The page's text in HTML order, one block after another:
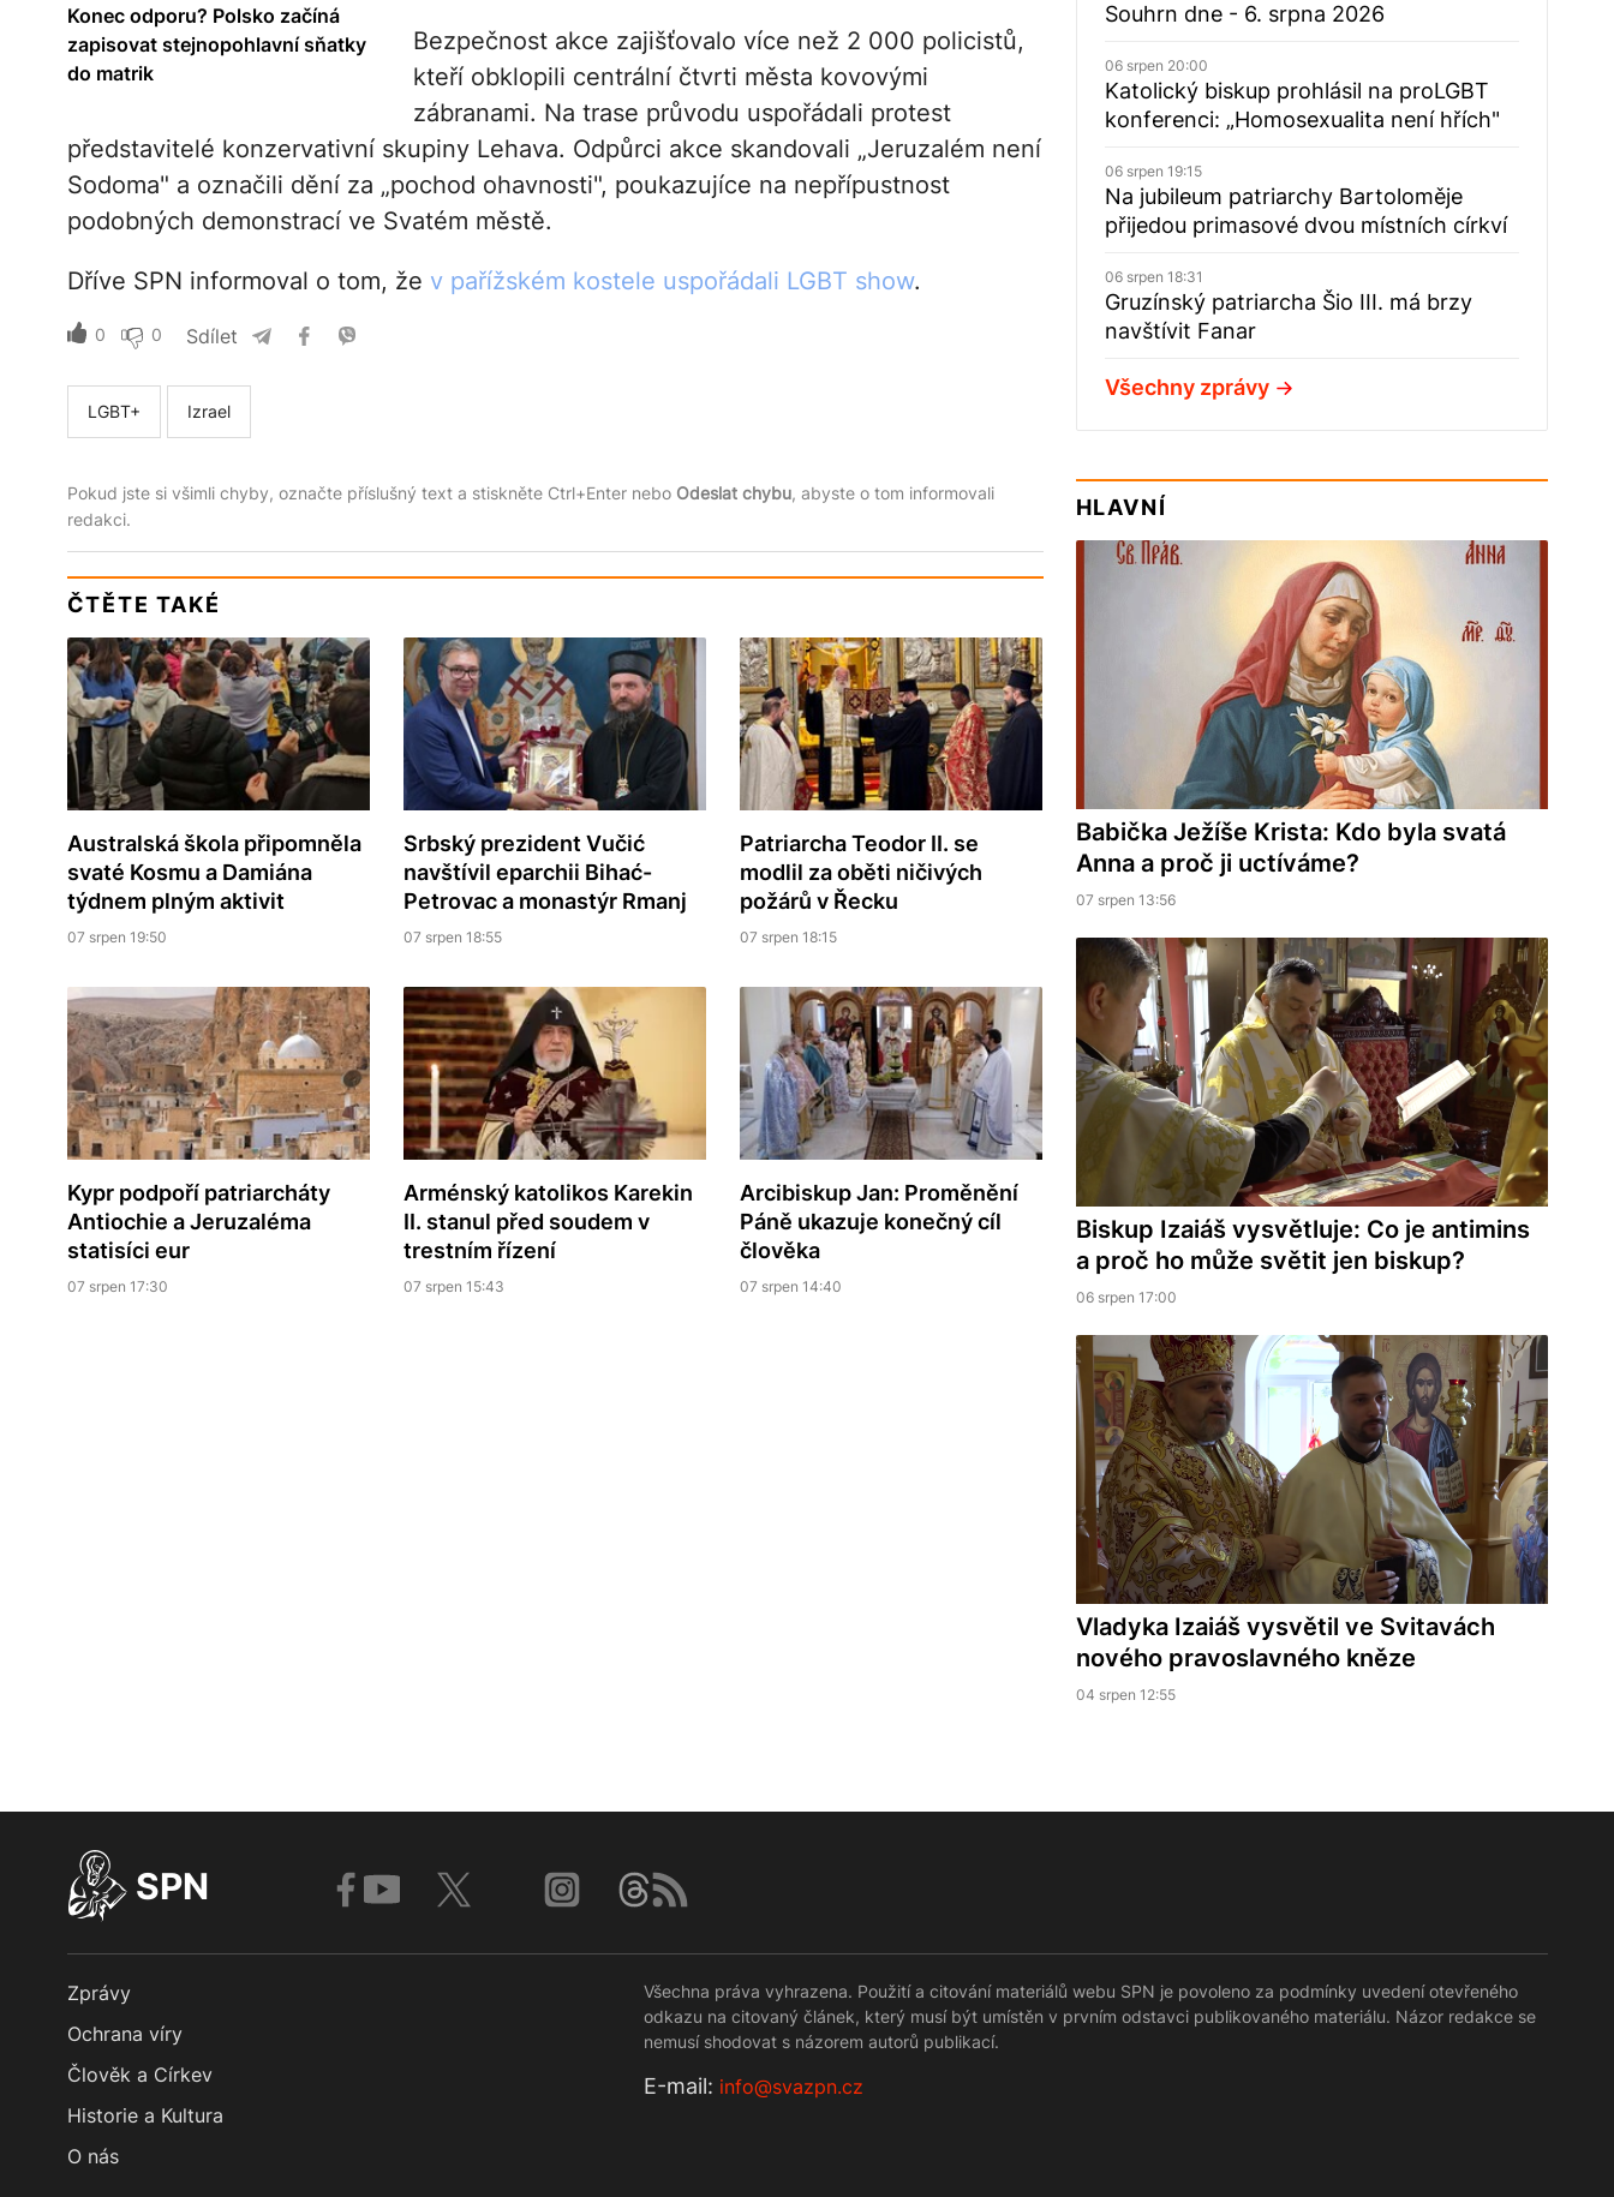
Konec odporu? Polsko začíná
zapisovat stejnopohlavní sňatky
do matrik
Bezpečnost akce zajišťovalo více než 2 000 policistů,
kteří obklopili centrální čtvrti města kovovými
zábranami. Na trase průvodu uspořádali protest
představitelé konzervativní skupiny Lehava. Odpůrci akce skandovali „Jeruzalém není
Sodoma" a označili dění za „pochod ohavnosti", poukazujíce na nepřípustnost
podobných demonstrací ve Svatém městě.
Dříve SPN informoval o tom, že v pařížském kostele uspořádali LGBT show.
0 0 Sdílet
LGBT+ Izrael
Pokud jste si všimli chyby, označte příslušný text a stiskněte Ctrl+Enter nebo Odeslat chybu, abyste o tom informovali
redakci.
ČTĚTE TAKÉ
Australská škola připomněla
svaté Kosmu a Damiána
týdnem plným aktivit
07 srpen 19:50
Srbský prezident Vučić
navštívil eparchii Bihać-
Petrovac a monastýr Rmanj
07 srpen 18:55
Patriarcha Teodor II. se
modlil za oběti ničivých
požárů v Řecku
07 srpen 18:15
Kypr podpoří patriarcháty
Antiochie a Jeruzaléma
statisíci eur
07 srpen 17:30
Arménský katolikos Karekin
II. stanul před soudem v
trestním řízení
07 srpen 15:43
Arcibiskup Jan: Proměnění
Páně ukazuje konečný cíl
člověka
07 srpen 14:40
Souhrn dne - 6. srpna 2026
06 srpen 20:00
Katolický biskup prohlásil na proLGBT
konferenci: „Homosexualita není hřích"
06 srpen 19:15
Na jubileum patriarchy Bartoloměje
přijedou primasové dvou místních církví
06 srpen 18:31
Gruzínský patriarcha Šio III. má brzy
navštívit Fanar
Všechny zprávy
HLAVNÍ
Babička Ježíše Krista: Kdo byla svatá
Anna a proč ji uctíváme?
07 srpen 13:56
Biskup Izaiáš vysvětluje: Co je antimins
a proč ho může světit jen biskup?
06 srpen 17:00
Vladyka Izaiáš vysvětil ve Svitavách
nového pravoslavného kněze
04 srpen 12:55
SPN
Zprávy
Ochrana víry
Člověk a Církev
Historie a Kultura
O nás
Všechna práva vyhrazena. Použití a citování materiálů webu SPN je povoleno za podmínky uvedení otevřeného
odkazu na citovaný článek, který musí být umístěn v prvním odstavci publikovaného materiálu. Názor redakce se
nemusí shodovat s názorem autorů publikací.
Е-mail: info@svazpn.cz